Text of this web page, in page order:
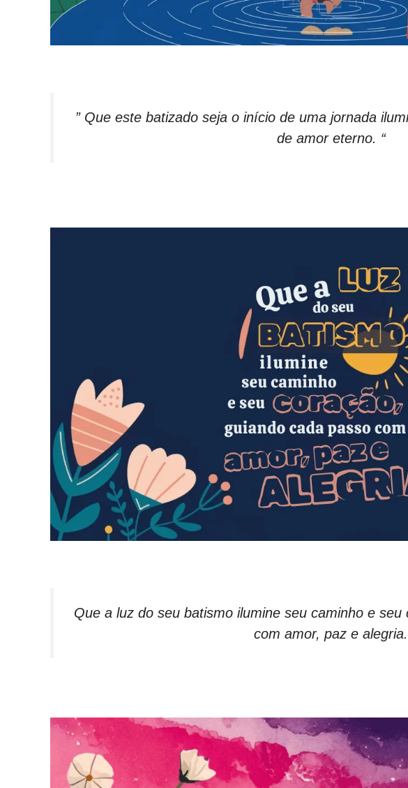
” Que este batizado seja o início de uma jornada
de amor eterno. “
Que a luz do seu batismo ilumine seu caminho e
com amor, paz e alegria.